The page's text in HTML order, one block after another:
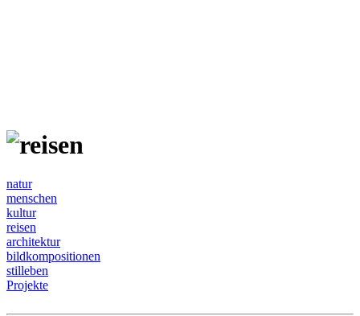
natur
menschen
kultur
reisen
architektur
bildkompositionen
stilleben
Projekte